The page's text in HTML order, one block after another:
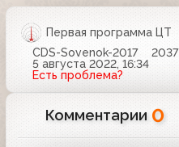
Первая программа ЦТ
CDS-Sovenok-2017
2037
5 августа 2022, 16:34
Есть проблема?
Комментарии 0